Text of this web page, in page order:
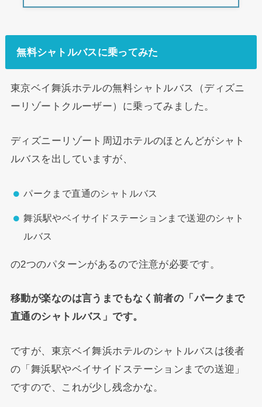
無料シャトルバスに乗ってみた
東京ベイ舞浜ホテルの無料シャトルバス（ディズニ
ーリゾートクルーザー）に乗ってみました。
ディズニーリゾート周辺ホテルのほとんどがシャト
ルバスを出していますが、
パークまで直通のシャトルバス
舞浜駅やベイサイドステーションまで送迎のシャト
ルバス
の2つのパターンがあるので注意が必要です。
移動が楽なのは言うまでもなく前者の「パークまで
直通のシャトルバス」です。
ですが、東京ベイ舞浜ホテルのシャトルバスは後者
の「舞浜駅やベイサイドステーションまでの送迎」
ですので、これが少し残念かな。